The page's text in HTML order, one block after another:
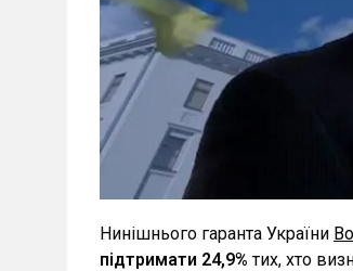
Нинішнього гаранта України
підтримати 24,9% тих, хто